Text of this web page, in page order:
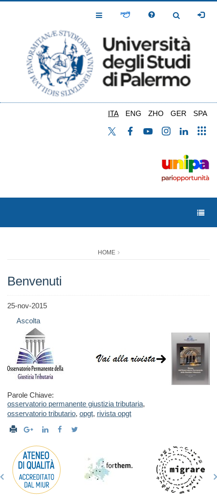
Toggle
Toggle
ITA ENG ZHO GER SPA
HOME
Benvenuti
25-nov-2015
Ascolta
Parole Chiave:
osservatorio permanente giustizia tributaria,
osservatorio tributario, opgt, rivista opgt